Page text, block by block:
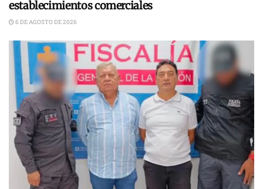
establecimientos comerciales
6 DE AGOSTO DE 2026